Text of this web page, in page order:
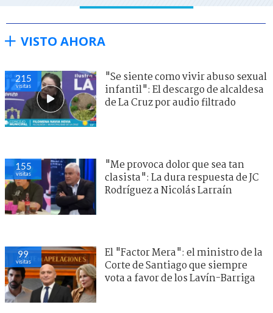
VISTO AHORA
215
visitas
"Se siente como vivir abuso sexual
infantil": El descargo de alcaldesa
de La Cruz por audio filtrado
155
visitas
"Me provoca dolor que sea tan
clasista": La dura respuesta de JC
Rodríguez a Nicolás Larraín
99
visitas
El "Factor Mera": el ministro de la
Corte de Santiago que siempre
vota a favor de los Lavín-Barriga